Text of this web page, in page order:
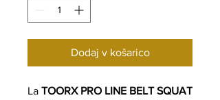
Dodaj v košarico
La TOORX PRO LINE BELT SQUAT